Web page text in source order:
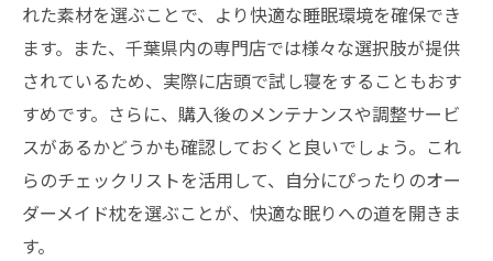
れた素材を選ぶことで、より快適な睡眠環境を確保でき
ます。また、千葉県内の専門店では様々な選択肢が提供
されているため、実際に店頭で試し寝をすることもおす
すめです。さらに、購入後のメンテナンスや調整サービ
スがあるかどうかも確認しておくと良いでしょう。これ
らのチェックリストを活用して、自分にぴったりのオー
ダーメイド枕を選ぶことが、快適な眠りへの道を開きま
す。